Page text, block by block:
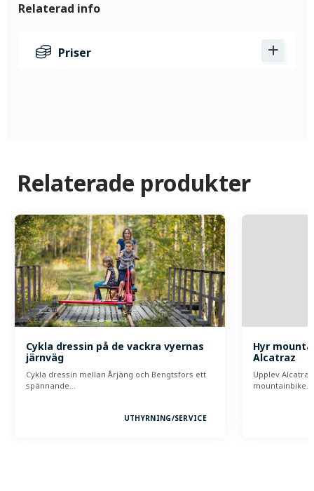
Relaterad info
Priser
Relaterade produkter
Cykla dressin på de vackra vyernas
järnväg
Cykla dressin mellan Årjäng och Bengtsfors ett
spännande…
UTHYRNING/SERVICE
Hyr
Alcatraz
Upplev
mountainbike.